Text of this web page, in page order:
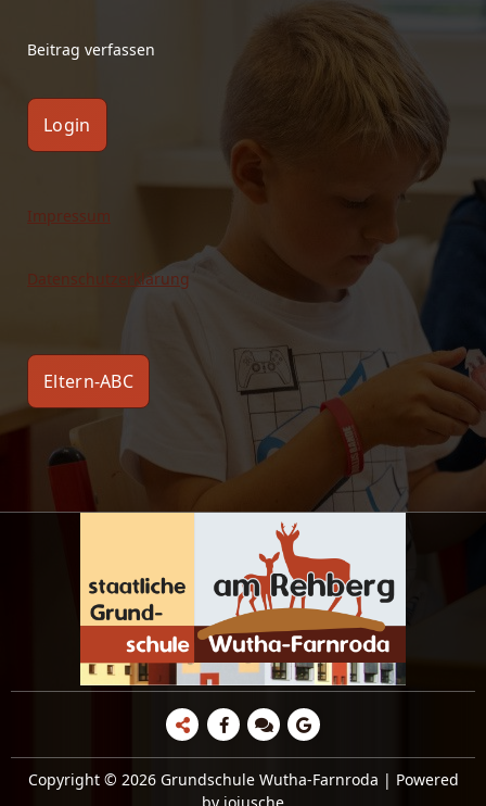
Beitrag verfassen
Login
Impressum
Datenschutzerklärung
Eltern-ABC
Copyright © 2026 Grundschule Wutha-Farnroda | Powered